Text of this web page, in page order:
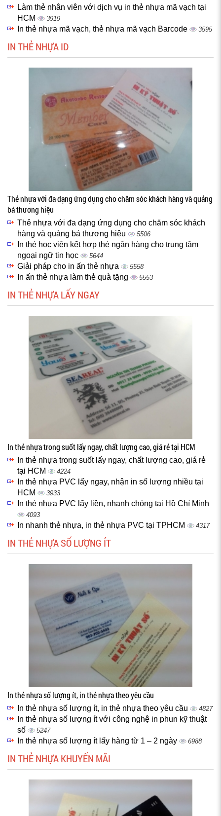
Làm thẻ nhân viên với dịch vụ in thẻ nhựa mã vạch tại
HCM
3919
In thẻ nhựa mã vạch, thẻ nhựa mã vạch Barcode 3595
IN THẺ NHỰA ID
Thẻ nhựa với đa dạng ứng dụng cho chăm sóc khách hàng và quảng
bá thương hiệu
Thẻ nhựa với đa dạng ứng dụng cho chăm sóc khách
hàng và quảng bá thương hiệu
5506
In thẻ học viên kết hợp thẻ ngân hàng cho trung tâm
ngoại ngữ tin học
5644
Giải pháp cho in ấn thẻ nhựa 5558
In ấn thẻ nhựa làm thẻ quà tặng 5553
IN THẺ NHỰA LẤY NGAY
In thẻ nhựa trong suốt lấy ngay, chất lượng cao, giá rẻ tại HCM
In thẻ nhựa trong suốt lấy ngay, chất lượng cao, giá rẻ
tại HCM
4224
In thẻ nhựa PVC lấy ngay, nhận in số lượng nhiều tại
HCM
3933
In thẻ nhựa PVC lấy liền, nhanh chóng tại Hồ Chí Minh
4093
In nhanh thẻ nhựa, in thẻ nhựa PVC tại TPHCM 4317
IN THẺ NHỰA SỐ LƯỢNG ÍT
In thẻ nhựa số lượng ít, in thẻ nhựa theo yêu cầu
In thẻ nhựa số lượng ít, in thẻ nhựa theo yêu cầu 4827
In thẻ nhựa số lượng ít với công nghệ in phun kỹ thuật
số
5247
In thẻ nhựa số lượng ít lấy hàng từ 1 – 2 ngày 6988
IN THẺ NHỰA KHUYẾN MÃI